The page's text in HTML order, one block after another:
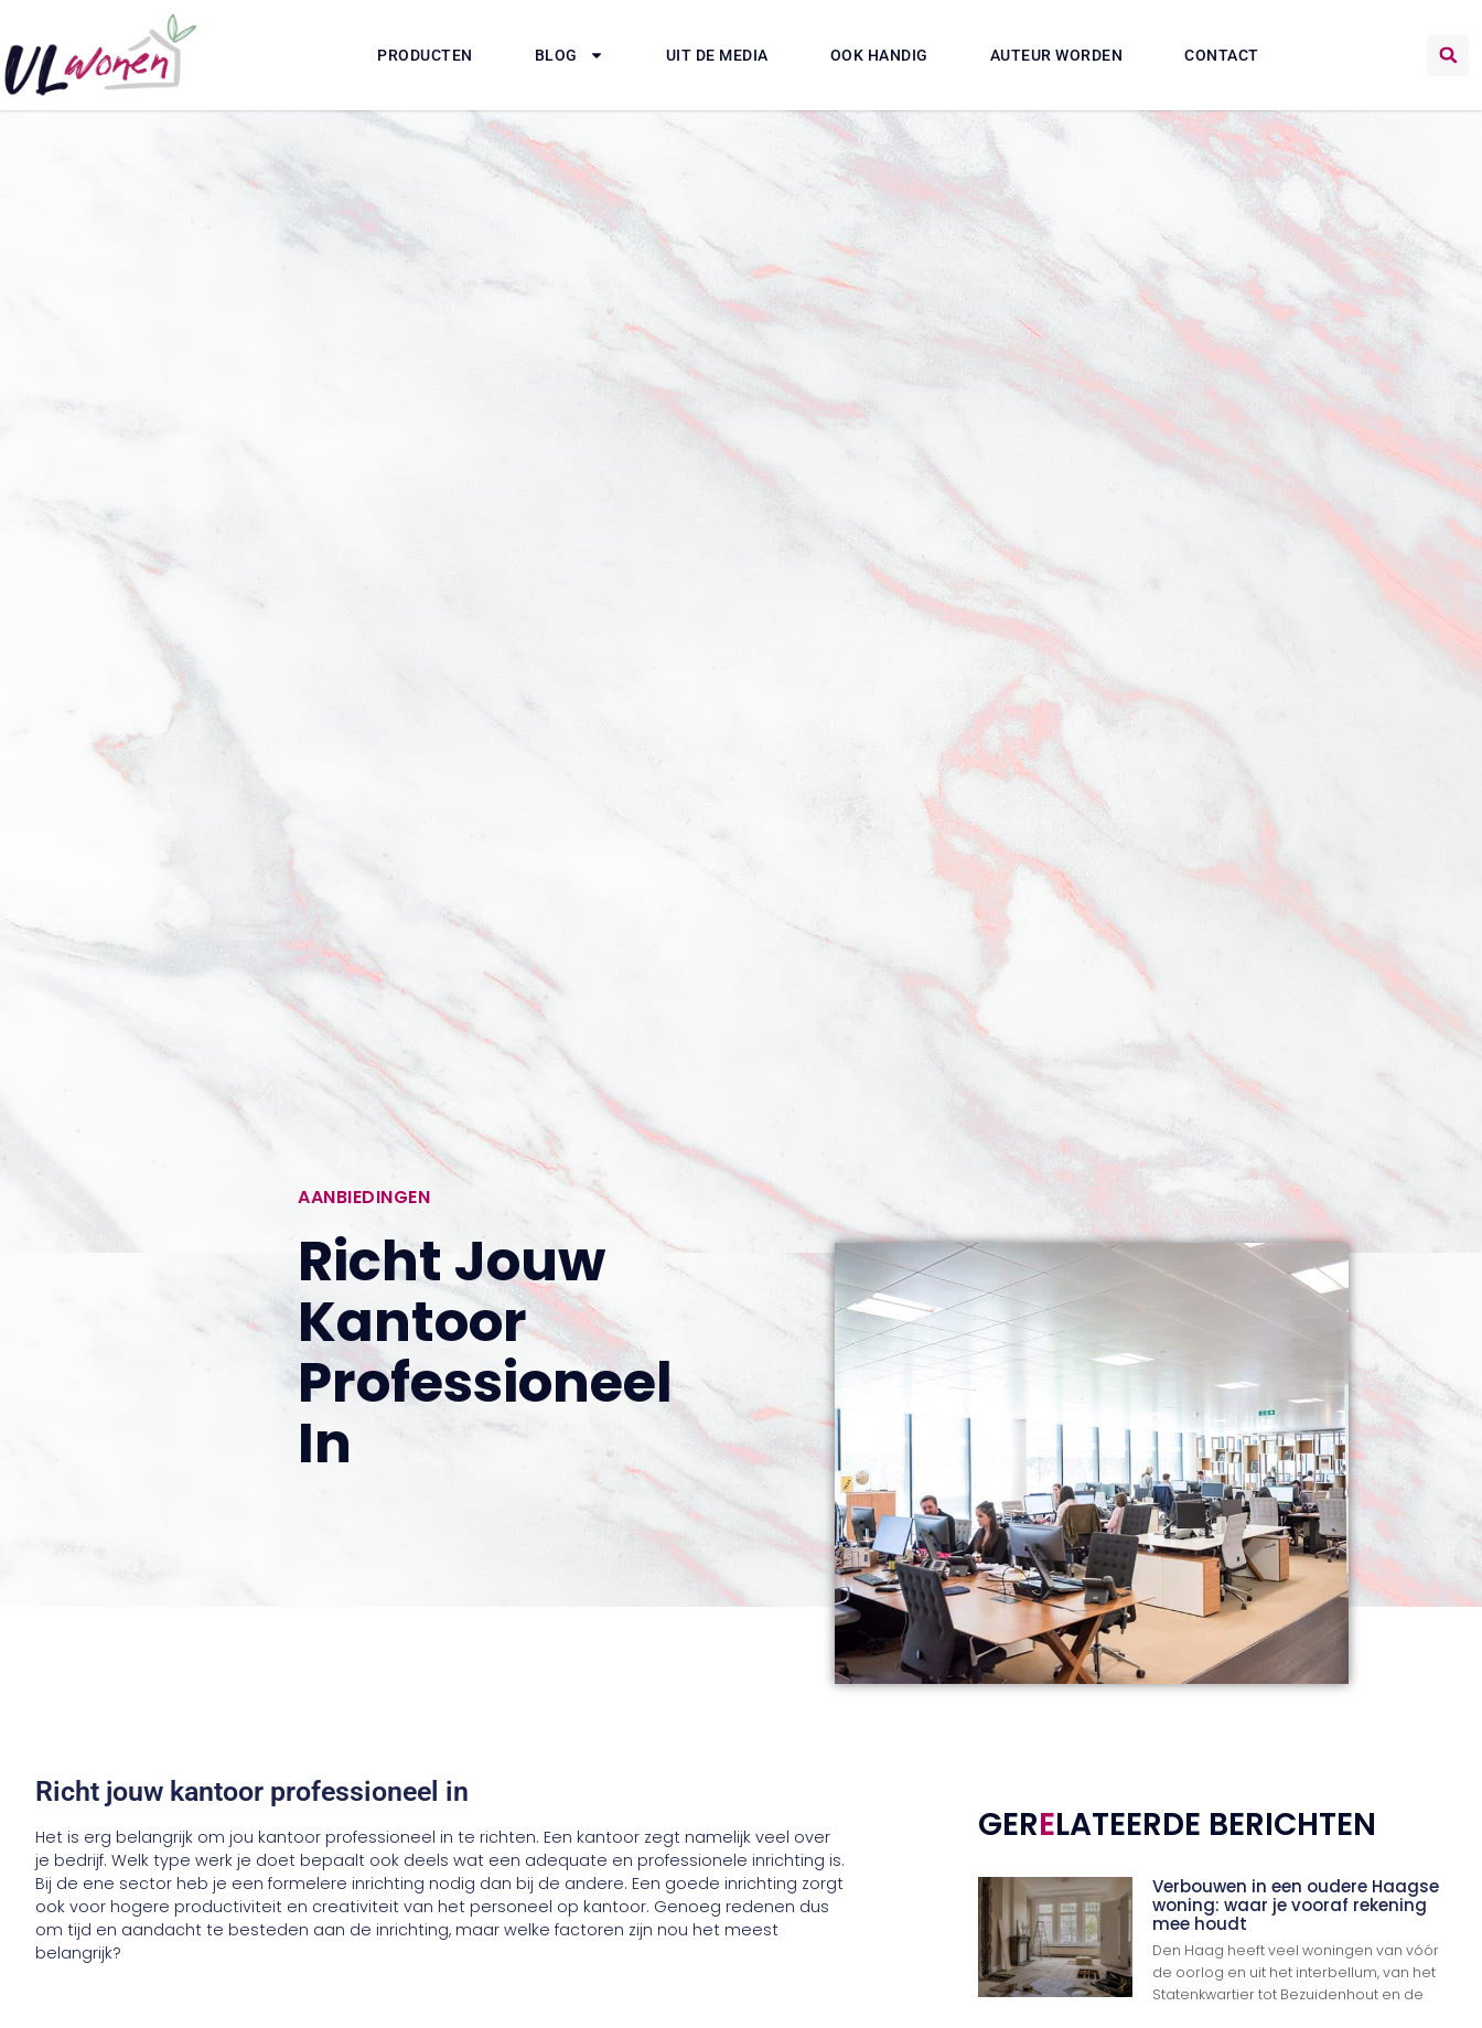
PRODUCTEN BLOG UIT DE MEDIA OOK HANDIG AUTEUR WORDEN CONTACT
AANBIEDINGEN
Richt Jouw
Kantoor
Professioneel
In
Richt jouw kantoor professioneel in
Het is erg belangrijk om jou kantoor professioneel in te richten. Een kantoor zegt namelijk veel over
je bedrijf. Welk type werk je doet bepaalt ook deels wat een adequate en professionele inrichting is.
Bij de ene sector heb je een formelere inrichting nodig dan bij de andere. Een goede inrichting zorgt
ook voor hogere productiviteit en creativiteit van het personeel op kantoor. Genoeg redenen dus
om tijd en aandacht te besteden aan de inrichting, maar welke factoren zijn nou het meest
belangrijk?
GERELATEERDE BERICHTEN
Verbouwen in een oudere Haagse
woning: waar je vooraf rekening
mee houdt
Den Haag heeft veel woningen van vóór
de oorlog en uit het interbellum, van het
Statenkwartier tot Bezuidenhout en de